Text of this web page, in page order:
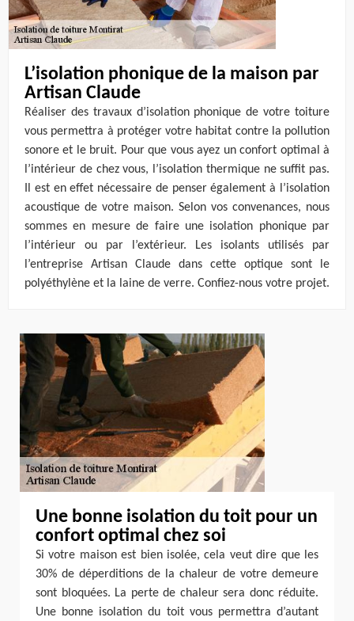
L’isolation phonique de la maison par
Artisan Claude
Réaliser des travaux d’isolation phonique de votre toiture
vous permettra à protéger votre habitat contre la pollution
sonore et le bruit. Pour que vous ayez un confort optimal à
l’intérieur de chez vous, l’isolation thermique ne suffit pas.
Il est en effet nécessaire de penser également à l’isolation
acoustique de votre maison. Selon vos convenances, nous
sommes en mesure de faire une isolation phonique par
l’intérieur ou par l’extérieur. Les isolants utilisés par
l’entreprise Artisan Claude dans cette optique sont le
polyéthylène et la laine de verre. Confiez-nous votre projet.
Une bonne isolation du toit pour un
confort optimal chez soi
Si votre maison est bien isolée, cela veut dire que les
30% de déperditions de la chaleur de votre demeure
sont bloquées. La perte de chaleur sera donc réduite.
Une bonne isolation du toit vous permettra d’autant